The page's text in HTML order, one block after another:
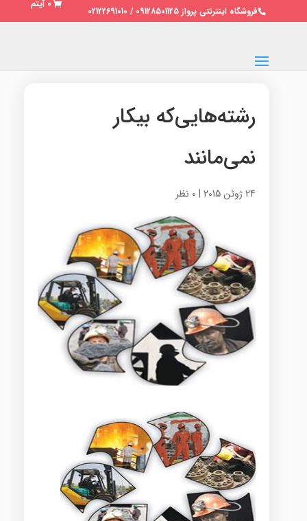
فروشگاه اینترنتی پرواز 09128501125 / 02122691010
0 آیتم
رشته‌هایی‌که بیکار
نمی‌مانند
24 ژوئن 2015 | 0 نظر